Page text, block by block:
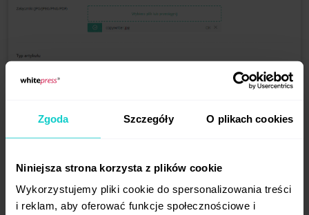
Zgoda Szczegóły O plikach cookies
Niniejsza strona korzysta z plików cookie
Wykorzystujemy pliki cookie do spersonalizowania treści
i reklam, aby oferować funkcje społecznościowe i
Nowa funkcja pozwoli zaoszczędzić czas
eksportowanie artykułu z panelu
WhitePress®, a to z kolei przyspiesza cały
proces realizacji zamówień.